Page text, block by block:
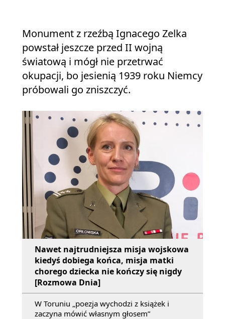
Monument z rzeźbą Ignacego Zelka
powstał jeszcze przed II wojną
światową i mógł nie przetrwać
okupacji, bo jesienią 1939 roku Niemcy
próbowali go zniszczyć.
Nawet najtrudniejsza misja wojskowa
kiedyś dobiega końca, misja matki
chorego dziecka nie kończy się nigdy
[Rozmowa Dnia]
W Toruniu „poezja wychodzi z książek i
zaczyna mówić własnym głosem”